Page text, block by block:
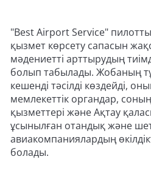
"Best Airport Service"
қызмет көрсету сапасын
мәдениетті арттырудың
болып табылады. Жобаның
кешенді тәсілді көздейді,
мемлекеттік органдар,
қызметтері және Ақтау
ұсынылған отандық және
авиакомпаниялардың
болады.